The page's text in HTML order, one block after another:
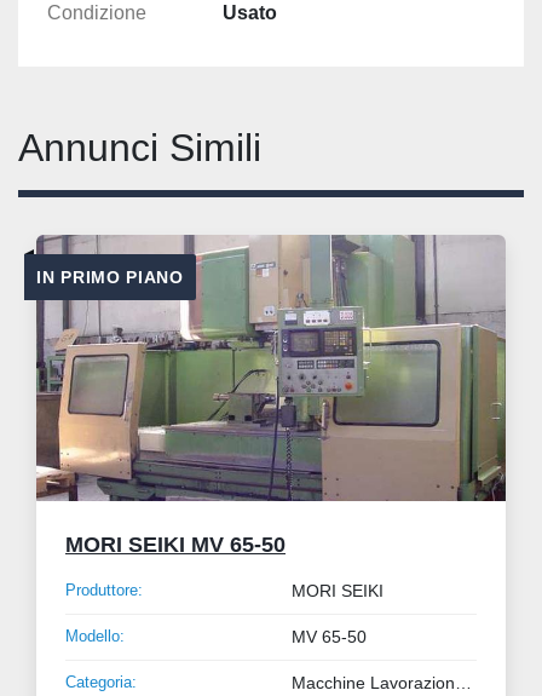
Condizione Usato
Annunci Simili
IN PRIMO PIANO
MORI SEIKI MV 65-50
Produttore: MORI SEIKI
Modello: MV 65-50
Categoria: